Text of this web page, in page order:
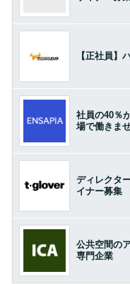
【正社員】
社員の40％
場で働きま
ディレクタ
イナー募集
公共空間の
専門企業